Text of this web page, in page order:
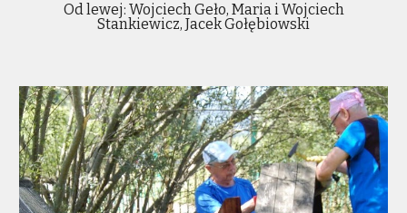
Od lewej: Wojciech Geło, Maria i Wojciech
Stankiewicz, Jacek Gołębiowski